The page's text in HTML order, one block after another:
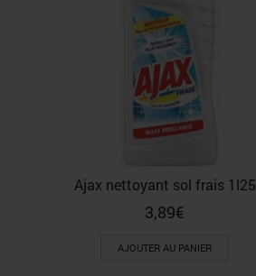
Ajax nettoyant sol frais 1l25
3,89€
AJOUTER AU PANIER